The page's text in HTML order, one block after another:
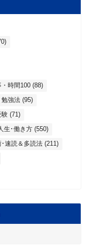
・時間100 (88)
勉強法 (95)
験 (71)
生･働き方 (550)
速読＆多読法 (211)